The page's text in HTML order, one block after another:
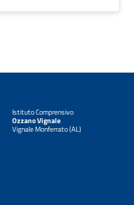
Istituto Comprensivo
Ozzano Vignale
Vignale Monferrato (AL)